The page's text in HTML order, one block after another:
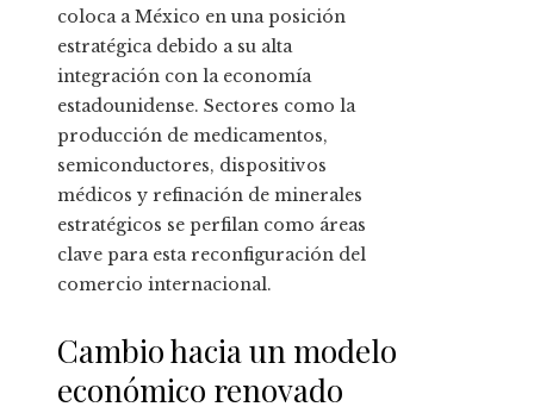
coloca a México en una posición
estratégica debido a su alta
integración con la economía
estadounidense. Sectores como la
producción de medicamentos,
semiconductores, dispositivos
médicos y refinación de minerales
estratégicos se perfilan como áreas
clave para esta reconfiguración del
comercio internacional.
Cambio hacia un modelo
económico renovado